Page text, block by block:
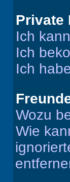
Private
Ich
Ich
Ich
Wozu
Wie